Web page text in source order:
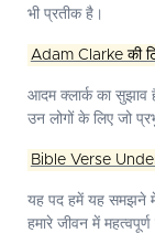
भी प्रतीक है।
Adam Clarke की
आदम क्लार्क का सुझाव
उन लोगों के लिए जो
Bible Verse
यह पद हमें यह समझने में
हमारे जीवन में